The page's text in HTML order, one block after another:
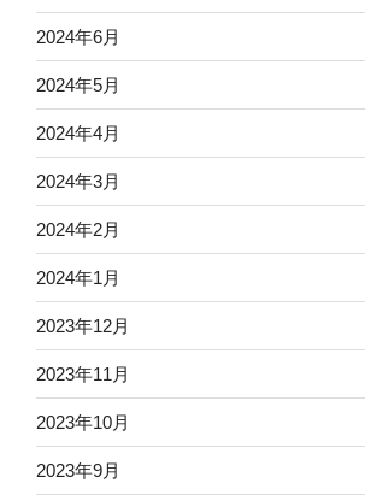
2024年6月
2024年5月
2024年4月
2024年3月
2024年2月
2024年1月
2023年12月
2023年11月
2023年10月
2023年9月